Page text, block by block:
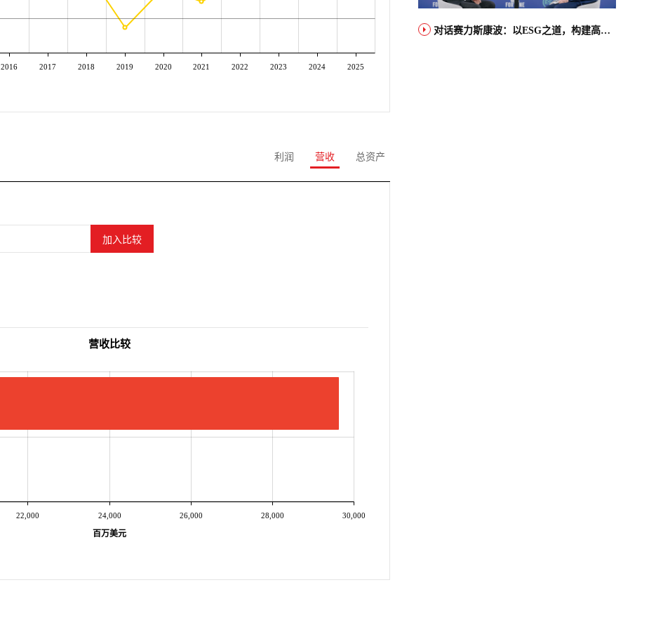
2016 2017 2018 2019 2020 2021 2022 2023 2024 2025
利润 营收 总资产
22,000 24,000 26,000 28,000 30,000
百万美元
营收比较
对话赛力斯康波：以ESG之道，构建高端智能汽车品牌全球竞争力